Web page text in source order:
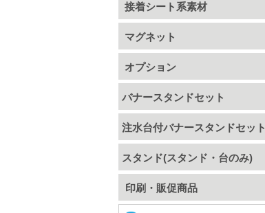
接着シート系素材
マグネット
オプション
バナースタンドセット
注水台付バナースタンドセット
スタンド(スタンド・台のみ)
印刷・販促商品